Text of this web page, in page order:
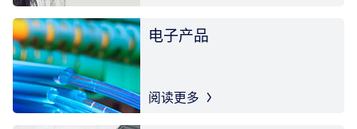
电子产品
阅读更多